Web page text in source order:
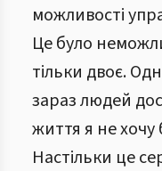
можливості
Це було
тільки двоє.
зараз людей
життя я не хочу
Настільки це